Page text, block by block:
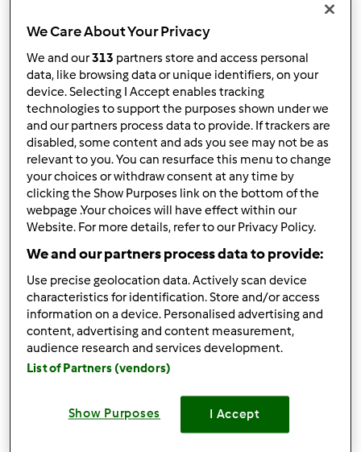
In cima
Accedio registratiper poter commentare
Magat Iscritto : 26.03.2014
Mar, 01/31/2017 - 12:42
http://www.ricettario-bimby.it/primi-piatti-
ricette/risotto-ai-gamberetti-profumati-e-grappa-
contest-svalentino/2y1qag1x-ea145-752619-cfcd2-
7ixb0vt7
In cima
Accedio registrati
We Care About Your Privacy
We and our313 partners store and access personal
data, like browsing data or unique identifiers, on your
device. Selecting I Accept enables tracking
technologies to support the purposes shown under we
and our partners process data to provide. If trackers are
disabled, some content and ads you see may not be as
relevant to you. You can resurface this menu to change
your choices or withdraw consent at any time by
clicking the Show Purposes link on the bottom of the
webpage .Your choices will have effect within our
Website. For more details, refer to our Privacy Policy.
We and our partners process data to provide:
Use precise geolocation data. Actively scan device
characteristics for identification. Store and/or access
information on a device. Personalised advertising and
content, advertising and content measurement,
audience research and services development.
List of Partners (vendors)
Show Purposes I Accept